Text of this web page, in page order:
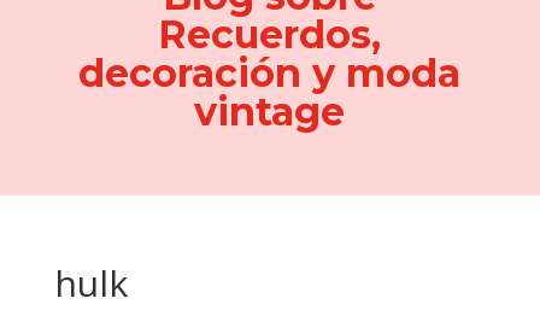
Recuerdos,
decoración y moda
vintage
hulk